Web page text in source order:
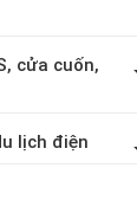
cửa cuốn,
lịch điện